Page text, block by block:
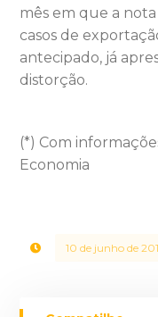
mês em que a
casos de
antecipado, já
distorção.
(*) Com
Economia
10 de junho de